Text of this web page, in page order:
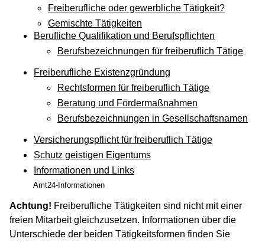
Freiberufliche oder gewerbliche Tätigkeit?
Gemischte Tätigkeiten
Berufliche Qualifikation und Berufspflichten
Berufsbezeichnungen für freiberuflich Tätige
Freiberufliche Existenzgründung
Rechtsformen für freiberuflich Tätige
Beratung und Fördermaßnahmen
Berufsbezeichnungen in Gesellschaftsnamen
Versicherungspflicht für freiberuflich Tätige
Schutz geistigen Eigentums
Informationen und Links
Amt24-Informationen
Achtung! Freiberufliche Tätigkeiten sind nicht mit einer
freien Mitarbeit gleichzusetzen. Informationen über die
Unterschiede der beiden Tätigkeitsformen finden Sie